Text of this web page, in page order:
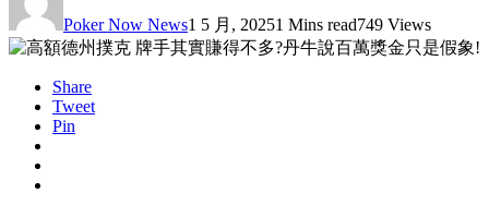
Poker Now News1 5 月, 20251 Mins read749 Views
Share
Tweet
Pin